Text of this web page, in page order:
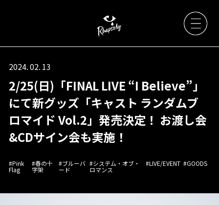
Artists
News
Live / Event
Discography
2024. 02. 13
2/25(日)「FINAL LIVE “I Believe”」
にて新グッズ「キャスト ランダムブ
ロマイド Vol.2」発売決定！ お渡し会
&CDサイン会も実施！
#Pink
Flag
#春の十
字架
#ブルーバ
ード
#システム・オブ・
ロマンス
#LIVE/EVENT #GOODS